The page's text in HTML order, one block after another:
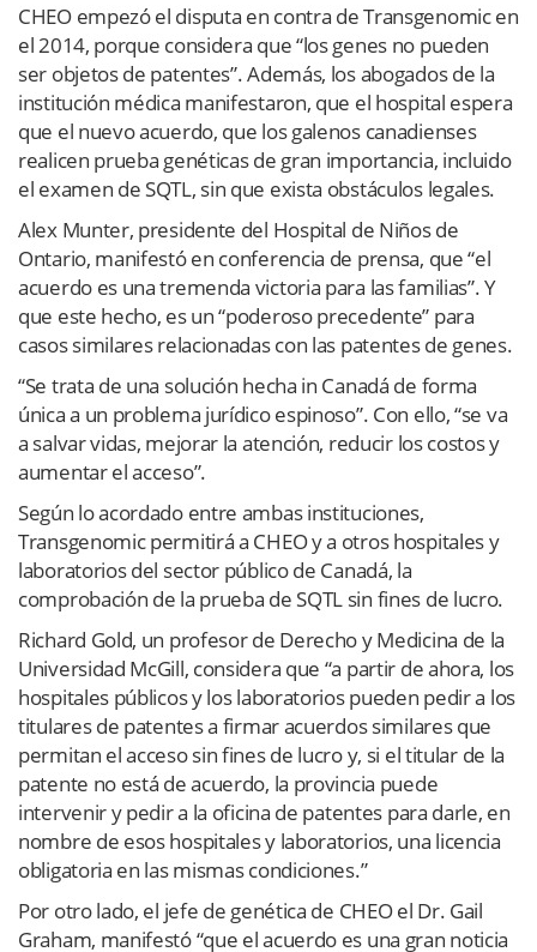
CHEO empezó el disputa en contra de Transgenomic en
el 2014, porque considera que “los genes no pueden
ser objetos de patentes”. Además, los abogados de la
institución médica manifestaron, que el hospital espera
que el nuevo acuerdo, que los galenos canadienses
realicen prueba genéticas de gran importancia, incluido
el examen de SQTL, sin que exista obstáculos legales.
Alex Munter, presidente del Hospital de Niños de
Ontario, manifestó en conferencia de prensa, que “el
acuerdo es una tremenda victoria para las familias”. Y
que este hecho, es un “poderoso precedente” para
casos similares relacionadas con las patentes de genes.
“Se trata de una solución hecha in Canadá de forma
única a un problema jurídico espinoso”. Con ello, “se va
a salvar vidas, mejorar la atención, reducir los costos y
aumentar el acceso”.
Según lo acordado entre ambas instituciones,
Transgenomic permitirá a CHEO y a otros hospitales y
laboratorios del sector público de Canadá, la
comprobación de la prueba de SQTL sin fines de lucro.
Richard Gold, un profesor de Derecho y Medicina de la
Universidad McGill, considera que “a partir de ahora, los
hospitales públicos y los laboratorios pueden pedir a los
titulares de patentes a firmar acuerdos similares que
permitan el acceso sin fines de lucro y, si el titular de la
patente no está de acuerdo, la provincia puede
intervenir y pedir a la oficina de patentes para darle, en
nombre de esos hospitales y laboratorios, una licencia
obligatoria en las mismas condiciones.”
Por otro lado, el jefe de genética de CHEO el Dr. Gail
Graham, manifestó “que el acuerdo es una gran noticia